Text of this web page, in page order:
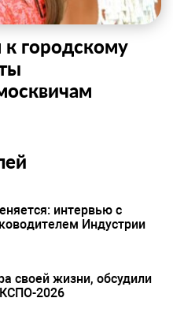
к городскому
интервью с
Индустрии
своей жизни, обсудили
2026